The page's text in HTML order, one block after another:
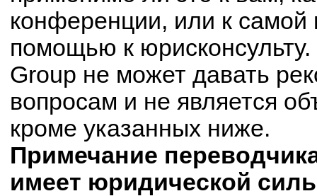
конференции, или к самой
помощью к
Group не может давать
вопросам и не является
кроме указанных ниже.
Примечание
имеет юридической